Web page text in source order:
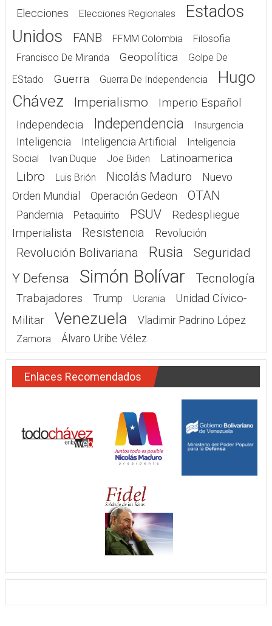
Elecciones Elecciones Regionales
Estados
Unidos
FANB FFMM Colombia
Filosofia
Francisco De Miranda
Geopolítica
Golpe De
EStado
Guerra Guerra De Independencia
Hugo
Chávez
Imperialismo
Imperio Español
Independecia
Independencia Insurgencia
Inteligencia Inteligencia Artificial
Inteligencia
Social
Ivan Duque Joe Biden Latinoamerica
Libro Luis Brión Nicolás Maduro
Nuevo
Orden Mundial
Operación Gedeon OTAN
Pandemia Petaquirito PSUV
Redespliegue
Imperialista
Resistencia Revolución
Revolución Bolivariana Rusia
Seguridad
Y Defensa
Simón Bolívar Tecnología
Trabajadores Trump Ucrania
Unidad Cívico-
Militar
Venezuela Vladimir Padrino López
Zamora Álvaro Uribe Vélez
Enlaces Recomendados